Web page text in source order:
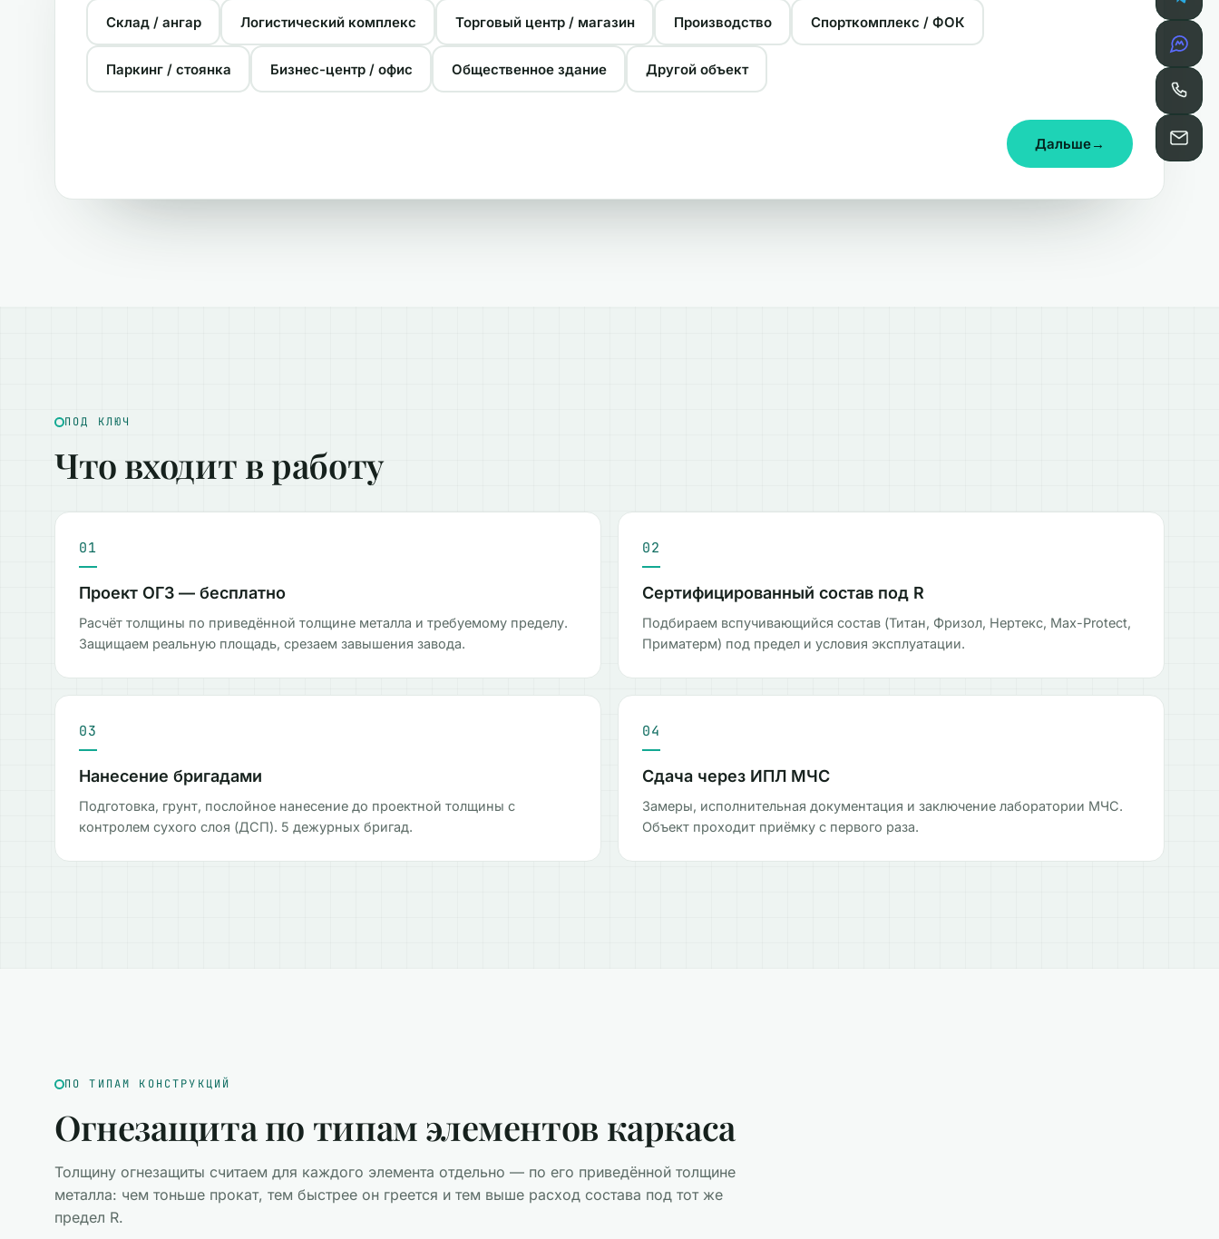
Склад / ангар Логистический комплекс Торговый центр / магазин Производство Спорткомплекс / ФОК
Паркинг / стоянка Бизнес-центр / офис Общественное здание Другой объект
Дальше→
ПОД КЛЮЧ
Что входит в работу
01
Проект ОГЗ — бесплатно
Расчёт толщины по приведённой толщине металла и требуемому пределу.
Защищаем реальную площадь, срезаем завышения завода.
02
Сертифицированный состав под R
Подбираем вспучивающийся состав (Титан, Фризол, Нертекс, Max-Protect,
Приматерм) под предел и условия эксплуатации.
03
Нанесение бригадами
Подготовка, грунт, послойное нанесение до проектной толщины с
контролем сухого слоя (ДСП). 5 дежурных бригад.
04
Сдача через ИПЛ МЧС
Замеры, исполнительная документация и заключение лаборатории МЧС.
Объект проходит приёмку с первого раза.
ПО ТИПАМ КОНСТРУКЦИЙ
Огнезащита по типам элементов каркаса
Толщину огнезащиты считаем для каждого элемента отдельно — по его приведённой толщине
металла: чем тоньше прокат, тем быстрее он греется и тем выше расход состава под тот же
предел R.